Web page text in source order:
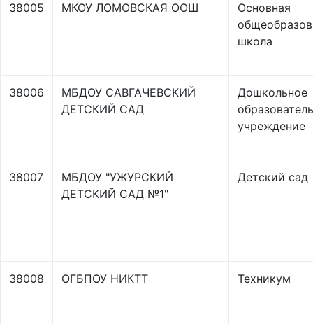
38005 МКОУ ЛОМОВСКАЯ ООШ
Основная
школа
38006
МБДОУ САВГАЧЕВСКИЙ
ДЕТСКИЙ САД
Дошкольное
учреждение
38007
МБДОУ "УЖУРСКИЙ
ДЕТСКИЙ САД №1"
Детский сад
38008 ОГБПОУ НИКТТ Техникум